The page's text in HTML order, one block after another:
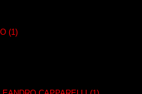
(1)